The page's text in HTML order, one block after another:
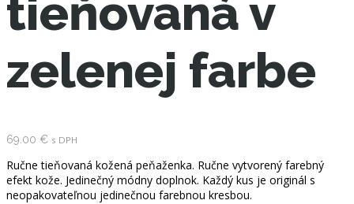
tieňovaná v
zelenej farbe
69.00 € s DPH
Ručne tieňovaná kožená peňaženka. Ručne vytvorený farebný
efekt kože. Jedinečný módny doplnok. Každý kus je originál s
neopakovateľnou jedinečnou farebnou kresbou.